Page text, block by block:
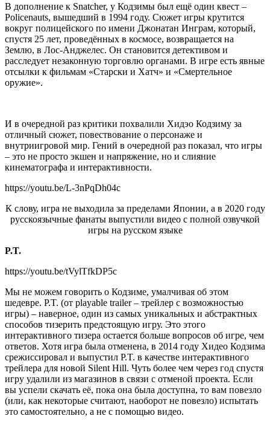
В дополнение к Snatcher, у Кодзимы был ещё один квест –
Policenauts, вышедший в 1994 году. Сюжет игры крутится
вокруг полицейского по имени Джонатан Инграм, который,
спустя 25 лет, проведённых в космосе, возвращается на
Землю, в Лос-Анджелес. Он становится детективом и
расследует незаконную торговлю органами. В игре есть явные
отсылки к фильмам «Старски и Хатч» и «Смертельное
оружие».
И в очередной раз критики похвалили Хидэо Кодзиму за
отличный сюжет, повествование о персонаже и
внутриигровой мир. Гений в очередной раз показал, что игры
– это не просто экшен и напряжение, но и слияние
кинематографа и интерактивности.
https://youtu.be/L-3nPqDh04c
К слову, игра не выходила за пределами Японии, а в 2020 году
русскоязычные фанаты выпустили видео с полной озвучкой
игры на русском языке
P.T.
https://youtu.be/tVylTfkDP5c
Мы не можем говорить о Кодзиме, умалчивая об этом
шедевре. P.T. (от playable trailer – трейлер с возможностью
игры) – наверное, один из самых уникальных и абстрактных
способов тизерить предстоящую игру. Это этого
интерактивного тизера остается больше вопросов об игре, чем
ответов. Хотя игра была отменена, в 2014 году Хидео Кодзима
срежиссировал и выпустил P.T. в качестве интерактивного
трейлера для новой Silent Hill. Чуть более чем через год спустя
игру удалили из магазинов в связи с отменой проекта. Если
вы успели скачать её, пока она была доступна, то вам повезло
(или, как некоторые считают, наоборот не повезло) испытать
это самостоятельно, а не с помощью видео.